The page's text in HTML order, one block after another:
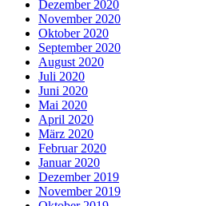
Dezember 2020
November 2020
Oktober 2020
September 2020
August 2020
Juli 2020
Juni 2020
Mai 2020
April 2020
März 2020
Februar 2020
Januar 2020
Dezember 2019
November 2019